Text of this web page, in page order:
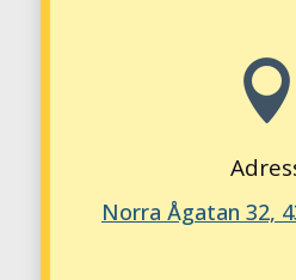

Norra Ågatan 32,